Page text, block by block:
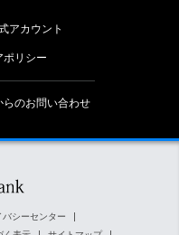
アカウント
ポリシー
のお問い合わせ
バシーセンター